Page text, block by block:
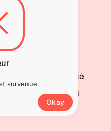
ou offrir
frais, fruité et
douceur et vivacité
desserts et apéritifs
prix pour 6
survenue.
Okay